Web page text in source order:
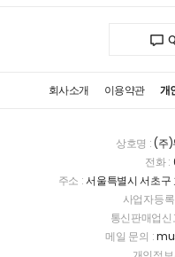
회사소개 이용약관 개
상호명 :(주)
전화 :
주소 :서울특별시 서초
사업자등
통신판매업신
메일 문의 :